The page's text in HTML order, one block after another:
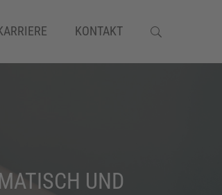
KONTAKT
UND